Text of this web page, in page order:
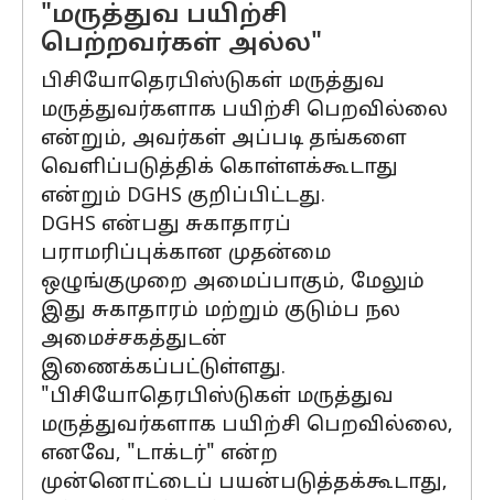
"மருத்துவ பயிற்சி
பெற்றவர்கள் அல்ல"
பிசியோதெரபிஸ்டுகள் மருத்துவ
மருத்துவர்களாக பயிற்சி பெறவில்லை
என்றும், அவர்கள் அப்படி தங்களை
வெளிப்படுத்திக் கொள்ளக்கூடாது
என்றும் DGHS குறிப்பிட்டது.
DGHS என்பது சுகாதாரப்
பராமரிப்புக்கான முதன்மை
ஒழுங்குமுறை அமைப்பாகும், மேலும்
இது சுகாதாரம் மற்றும் குடும்ப நல
அமைச்சகத்துடன்
இணைக்கப்பட்டுள்ளது.
"பிசியோதெரபிஸ்டுகள் மருத்துவ
மருத்துவர்களாக பயிற்சி பெறவில்லை,
எனவே, "டாக்டர்" என்ற
முன்னொட்டைப் பயன்படுத்தக்கூடாது,